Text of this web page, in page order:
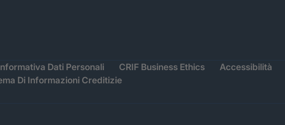
Dati Personali CRIF Business Ethics
Accessibilità
Di Informazioni Creditizie